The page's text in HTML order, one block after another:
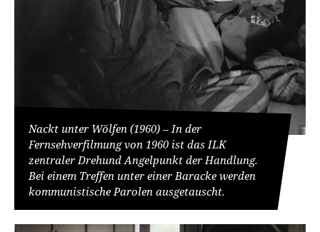
Nackt unter Wölfen (1960) – In der
Fernsehverfilmung von 1960 ist das ILK
zentraler Drehund Angelpunkt der Handlung.
Bei einem Treffen unter einer Baracke werden
kommunistische Parolen ausgetauscht.